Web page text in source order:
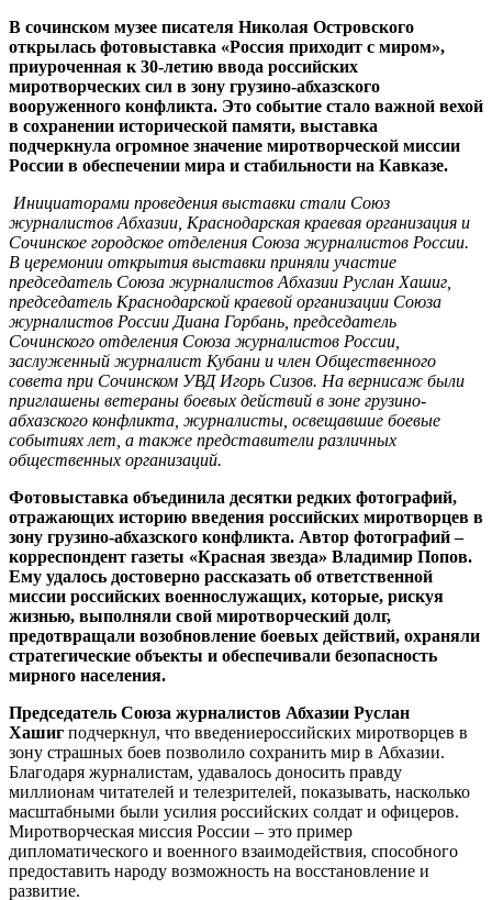
В сочинском музее писателя Николая Островского
открылась фотовыставка «Россия приходит с миром»,
приуроченная к 30-летию ввода российских
миротворческих сил в зону грузино-абхазского
вооруженного конфликта. Это событие стало важной вехой
в сохранении исторической памяти, выставка
подчеркнула огромное значение миротворческой миссии
России в обеспечении мира и стабильности на Кавказе.
Инициаторами проведения выставки стали Союз
журналистов Абхазии, Краснодарская краевая организация и
Сочинское городское отделения Союза журналистов России.
В церемонии открытия выставки приняли участие
председатель Союза журналистов Абхазии Руслан Хашиг,
председатель Краснодарской краевой организации Союза
журналистов России Диана Горбань, председатель
Сочинского отделения Союза журналистов России,
заслуженный журналист Кубани и член Общественного
совета при Сочинском УВД Игорь Сизов. На вернисаж были
приглашены ветераны боевых действий в зоне грузино-
абхазского конфликта, журналисты, освещавшие боевые
событиях лет, а также представители различных
общественных организаций.
Фотовыставка объединила десятки редких фотографий,
отражающих историю введения российских миротворцев в
зону грузино-абхазского конфликта. Автор фотографий –
корреспондент газеты «Красная звезда» Владимир Попов.
Ему удалось достоверно рассказать об ответственной
миссии российских военнослужащих, которые, рискуя
жизнью, выполняли свой миротворческий долг,
предотвращали возобновление боевых действий, охраняли
стратегические объекты и обеспечивали безопасность
мирного населения.
Председатель Союза журналистов Абхазии Руслан
Хашиг подчеркнул, что введениероссийских миротворцев в
зону страшных боев позволило сохранить мир в Абхазии.
Благодаря журналистам, удавалось доносить правду
миллионам читателей и телезрителей, показывать, насколько
масштабными были усилия российских солдат и офицеров.
Миротворческая миссия России – это пример
дипломатического и военного взаимодействия, способного
предоставить народу возможность на восстановление и
развитие.